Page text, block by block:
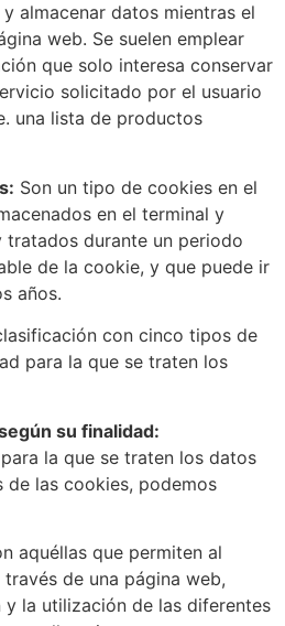
almacenar datos mientras el
web. Se suelen emplear
que solo interesa conservar
solicitado por el usuario
una lista de productos
Son un tipo de cookies en el
en el terminal y
tratados durante un periodo
de la cookie, y que puede ir
años.
con cinco tipos de
para la que se traten los
su finalidad:
la que se traten los datos
de las cookies, podemos
aquéllas que permiten al
de una página web,
la utilización de las diferentes